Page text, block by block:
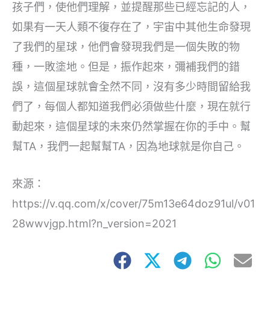
孩子們，使他們理解，並提醒那些已經忘記的人，
如果有一天人類不復存在了，宇宙中其他生命發現
了我們的星球，他們會發現我們是一個失敗的物
種，一敗塗地。但是，振作起來，彌補我們的錯
誤，這個星球就會全然不同，沒有多少時間留給我
們了，每個人都知道我們必須做些什麼，現在就行
動起來，這個星球的未來仍然掌握在你的手中。幫
幫TA，我們一起幫幫TA，因為地球就是你自己。
來源：
https://v.qq.com/x/cover/75m13e64doz91ul/v01
28wwvjgp.html?n_version=2021